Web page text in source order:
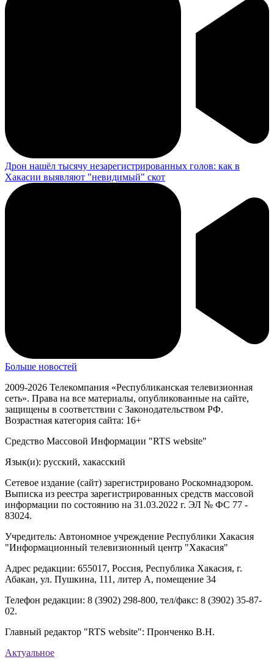
Дрон нашёл тысячу незарегистрированных голов: как в
Хакасии выявляют "невидимый" скот
Больше новостей
2009-2026 Телекомпания «Республиканская телевизионная
сеть». Права на все материалы, опубликованные на сайте,
защищены в соответствии с Законодательством РФ.
Возрастная категория сайта: 16+
Средство Массовой Информации "RTS website"
Язык(и): русский, хакасский
Сетевое издание (сайт) зарегистрировано Роскомнадзором.
Выписка из реестра зарегистрированных средств массовой
информации по состоянию на 31.03.2022 г. ЭЛ № ФС 77 -
83024.
Учредитель: Автономное учреждение Республики Хакасия
"Информационный телевизионный центр "Хакасия"
Адрес редакции: 655017, Россия, Республика Хакасия, г.
Абакан, ул. Пушкина, 111, литер А, помещение 34
Телефон редакции: 8 (3902) 298-800, тел/факс: 8 (3902) 35-87-
02.
Главный редактор "RTS website": Пронченко В.Н.
Актуальное